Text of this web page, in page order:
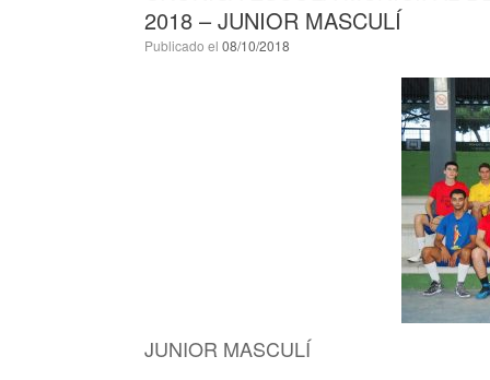
2018 – JUNIOR MASCULÍ
Publicado el 08/10/2018
JUNIOR MASCULÍ